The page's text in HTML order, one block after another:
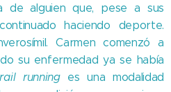
de alguien que, pese a sus
haciendo deporte.
Carmen comenzó a
su enfermedad ya se había
runninges una modalidad